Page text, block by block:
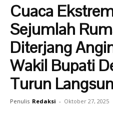
Cuaca
Sejumlah
Diterjang
Wakil Bupati
Turun
Penulis Redaksi - Oktober 27, 2025